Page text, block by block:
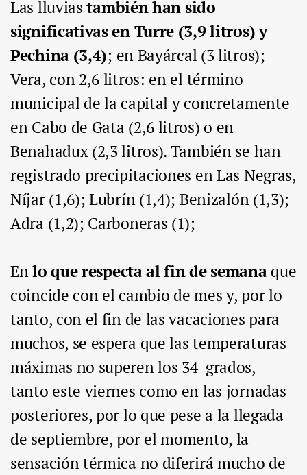
Las lluviastambién han sido
significativas en Turre (3,9 litros) y
Pechina (3,4); en Bayárcal (3 litros);
Vera, con 2,6 litros: en el término
municipal de la capital y concretamente
en Cabo de Gata (2,6 litros) o en
Benahadux (2,3 litros). También se han
registrado precipitaciones en Las Negras,
Níjar (1,6); Lubrín (1,4); Benizalón (1,3);
Adra (1,2); Carboneras (1);
Enlo que respecta al fin de semanaque
coincide con el cambio de mes y, por lo
tanto, con el fin de las vacaciones para
muchos, se espera que las temperaturas
máximas no superen los 34 grados,
tanto este viernes como en las jornadas
posteriores, por lo que pese a la llegada
de septiembre, por el momento, la
sensación térmica no diferirá mucho de